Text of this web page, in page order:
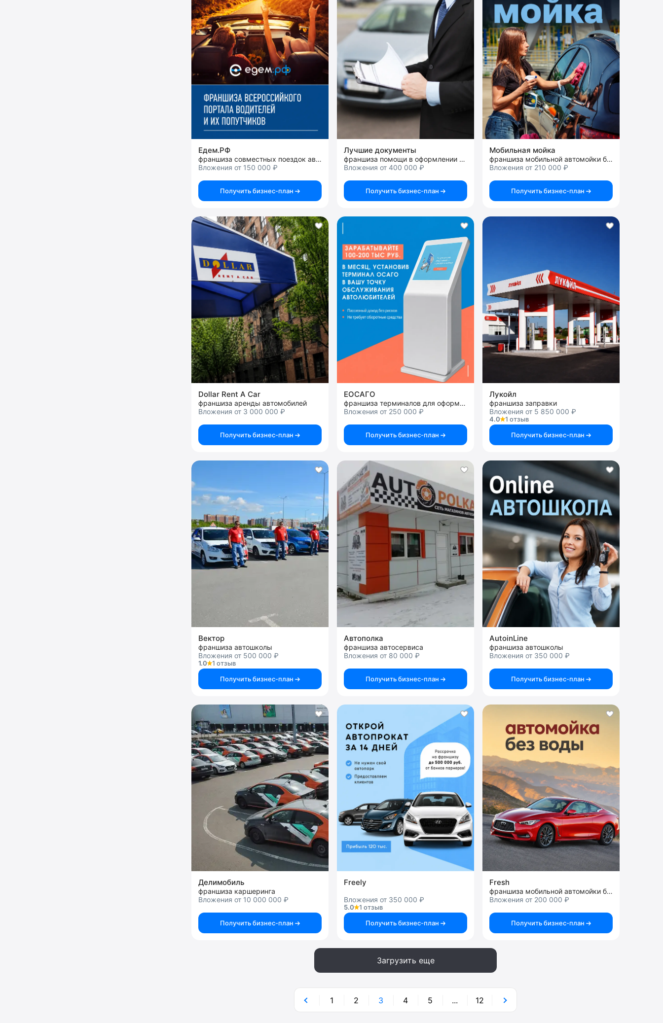
Едем.РФ
франшиза совместных поездок автомобилистов и пассажиров
Вложения от 150 000 ₽
Получить бизнес-план
Лучшие документы
франшиза помощи в оформлении автомобиля
Вложения от 400 000 ₽
Получить бизнес-план
Мобильная мойка
франшиза мобильной автомойки без воды
Вложения от 210 000 ₽
Получить бизнес-план
Dollar Rent A Car
франшиза аренды автомобилей
Вложения от 3 000 000 ₽
Получить бизнес-план
ЕОСАГО
франшиза терминалов для оформления полисов ОСАГО
Вложения от 250 000 ₽
Получить бизнес-план
Лукойл
франшиза заправки
Вложения от 5 850 000 ₽
4.0
1 отзыв
Получить бизнес-план
Вектор
франшиза автошколы
Вложения от 500 000 ₽
1.0
1 отзыв
Получить бизнес-план
Автополка
франшиза автосервиса
Вложения от 80 000 ₽
Получить бизнес-план
AutoinLine
франшиза автошколы
Вложения от 350 000 ₽
Получить бизнес-план
Делимобиль
франшиза каршеринга
Вложения от 10 000 000 ₽
Получить бизнес-план
Freely
Вложения от 350 000 ₽
5.0
1 отзыв
Получить бизнес-план
Fresh
франшиза мобильной автомойки без воды
Вложения от 200 000 ₽
Получить бизнес-план
Загрузить еще
1 2 3 4 5 ... 12